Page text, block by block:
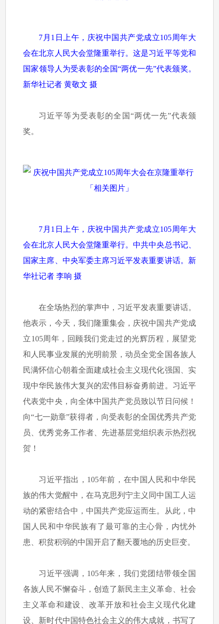
7月1日上午，庆祝中国共产党成立105周年大
会在北京人民大会堂隆重举行。这是习近平等党和
国家领导人为受表彰的全国“两优一先”代表颁奖。
新华社记者 黄敬文 摄
习近平等为受表彰的全国“两优一先”代表颁
奖。
7月1日上午，庆祝中国共产党成立105周年大
会在北京人民大会堂隆重举行。中共中央总书记、
国家主席、中央军委主席习近平发表重要讲话。新
华社记者 李响 摄
在全场热烈的掌声中，习近平发表重要讲话。
他表示，今天，我们隆重集会，庆祝中国共产党成
立105周年，回顾我们党走过的光辉历程，展望党
和人民事业发展的光明前景，动员全党全国各族人
民满怀信心朝着全面建成社会主义现代化强国、实
现中华民族伟大复兴的宏伟目标奋勇前进。习近平
代表党中央，向全体中国共产党员致以节日问候！
向“七一勋章”获得者，向受表彰的全国优秀共产党
员、优秀党务工作者、先进基层党组织表示热烈祝
贺！
习近平指出，105年前，在中国人民和中华民
族的伟大觉醒中，在马克思列宁主义同中国工人运
动的紧密结合中，中国共产党应运而生。从此，中
国人民和中华民族有了最可靠的主心骨，内忧外
患、积贫积弱的中国开启了翻天覆地的历史巨变。
习近平强调，105年来，我们党团结带领全国
各族人民不懈奋斗，创造了新民主主义革命、社会
主义革命和建设、改革开放和社会主义现代化建
设、新时代中国特色社会主义的伟大成就，书写了